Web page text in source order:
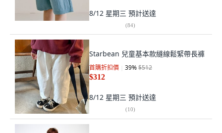
8/12 星期三 預計送達
(84)
Starbean 兒童基本款縫線鬆緊帶長褲
首購折扣價 39%$512
$312
8/12 星期三 預計送達
(10)